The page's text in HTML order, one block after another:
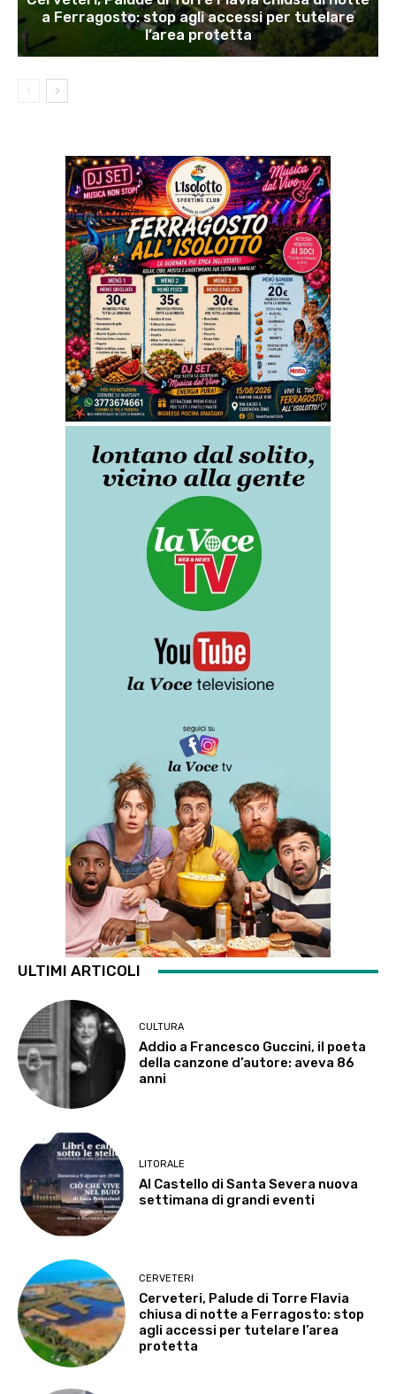
a Ferragosto: stop agli accessi per tutelare
l’area protetta
ULTIMI ARTICOLI
CULTURA
Addio a Francesco Guccini, il poeta
della canzone d’autore: aveva 86
anni
LITORALE
Al Castello di Santa Severa nuova
settimana di grandi eventi
CERVETERI
Cerveteri, Palude di Torre Flavia
chiusa di notte a Ferragosto: stop
agli accessi per tutelare l’area
protetta